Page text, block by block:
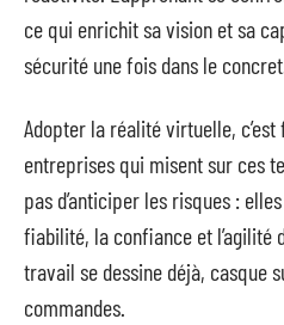
ce qui enrichit sa vision et sa
sécurité une fois dans le
Adopter la réalité virtuelle,
entreprises qui misent sur ces
pas d’anticiper les risques :
fiabilité, la confiance et l’agilité
travail se dessine déjà, casque
commandes.